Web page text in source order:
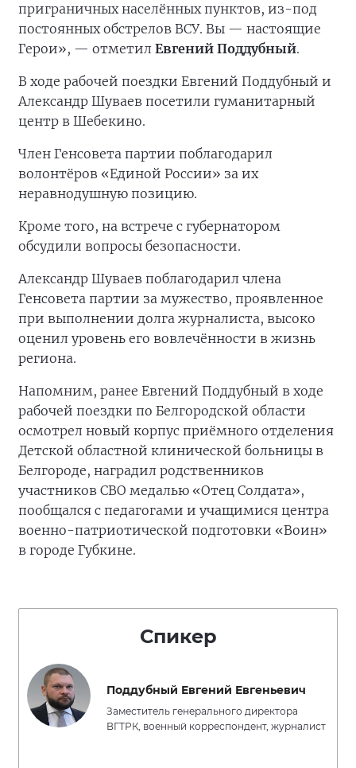
приграничных населённых пунктов, из-под
постоянных обстрелов ВСУ. Вы — настоящие
Герои», — отметил Евгений Поддубный.
В ходе рабочей поездки Евгений Поддубный и
Александр Шуваев посетили гуманитарный
центр в Шебекино.
Член Генсовета партии поблагодарил
волонтёров «Единой России» за их
неравнодушную позицию.
Кроме того, на встрече с губернатором
обсудили вопросы безопасности.
Александр Шуваев поблагодарил члена
Генсовета партии за мужество, проявленное
при выполнении долга журналиста, высоко
оценил уровень его вовлечённости в жизнь
региона.
Напомним, ранее Евгений Поддубный в ходе
рабочей поездки по Белгородской области
осмотрел новый корпус приёмного отделения
Детской областной клинической больницы в
Белгороде, наградил родственников
участников СВО медалью «Отец Солдата»,
пообщался с педагогами и учащимися центра
военно-патриотической подготовки «Воин»
в городе Губкине.
Спикер
Поддубный Евгений Евгеньевич
Заместитель генерального директора
ВГТРК, военный корреспондент, журналист